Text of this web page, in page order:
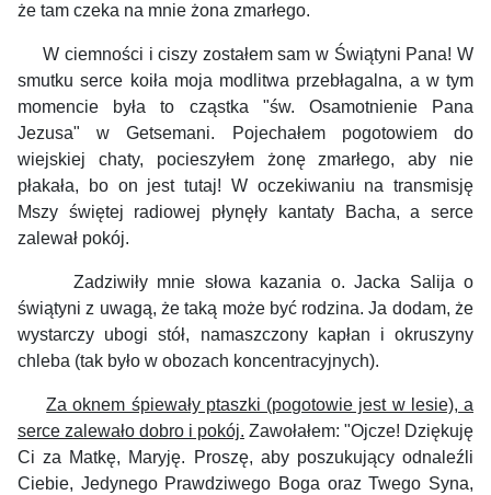
że tam czeka na mnie żona zmarłego.
W ciemności i ciszy zostałem sam w Świątyni Pana! W
smutku serce koiła moja modlitwa przebłagalna, a w tym
momencie była to cząstka "św. Osamotnienie Pana
Jezusa" w Getsemani.
Pojechałem pogotowiem do
wiejskiej chaty, pocieszyłem żonę zmarłego, aby nie
płakała, bo on jest tutaj! W oczekiwaniu na transmisję
Mszy świętej radiowej płynęły kantaty Bacha, a serce
zalewał pokój.
Zadziwiły mnie słowa kazania o. Jacka Salija o
świątyni z uwagą, że taką może być rodzina. Ja dodam, że
wystarczy ubogi stół, namaszczony kapłan i okruszyny
chleba (tak było w obozach koncentracyjnych).
Za oknem śpiewały ptaszki (pogotowie jest w lesie), a
serce zalewało dobro i pokój. Zawołałem: "Ojcze! Dziękuję
Ci za Matkę, Maryję. Proszę, aby poszukujący odnaleźli
Ciebie, Jedynego Prawdziwego Boga oraz Twego Syna,